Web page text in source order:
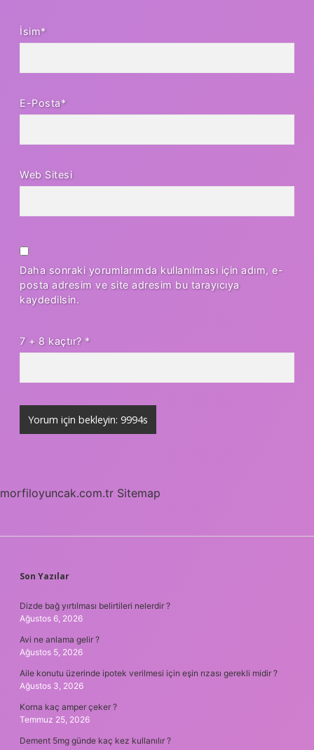
İsim*
E-Posta*
Web Sitesi
Daha sonraki yorumlarımda kullanılması için adım, e-
posta adresim ve site adresim bu tarayıcıya
kaydedilsin.
7 + 8 kaçtır? *
morfiloyuncak.com.tr Sitemap
SIDEBAR
Son Yazılar
Dizde bağ yırtılması belirtileri nelerdir ?
Ağustos 6, 2026
Avi ne anlama gelir ?
Ağustos 5, 2026
Aile konutu üzerinde ipotek verilmesi için eşin rızası gerekli midir ?
Ağustos 3, 2026
Korna kaç amper çeker ?
Temmuz 25, 2026
Dement 5mg günde kaç kez kullanılır ?